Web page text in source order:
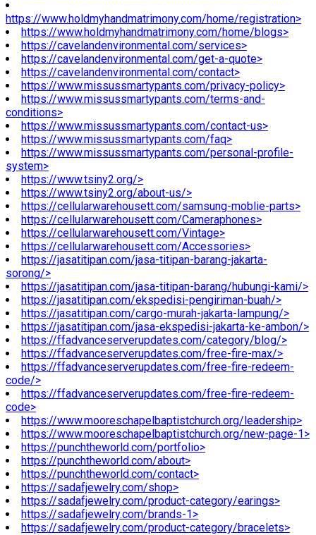
https://www.holdmyhandmatrimony.com/home/registration>
https://www.holdmyhandmatrimony.com/home/blogs>
https://cavelandenvironmental.com/services>
https://cavelandenvironmental.com/get-a-quote>
https://cavelandenvironmental.com/contact>
https://www.missussmartypants.com/privacy-policy>
https://www.missussmartypants.com/terms-and-
conditions>
https://www.missussmartypants.com/contact-us>
https://www.missussmartypants.com/faq>
https://www.missussmartypants.com/personal-profile-
system>
https://www.tsiny2.org/>
https://www.tsiny2.org/about-us/>
https://cellularwarehousett.com/samsung-moblie-parts>
https://cellularwarehousett.com/Cameraphones>
https://cellularwarehousett.com/Vintage>
https://cellularwarehousett.com/Accessories>
https://jasatitipan.com/jasa-titipan-barang-jakarta-
sorong/>
https://jasatitipan.com/jasa-titipan-barang/hubungi-kami/>
https://jasatitipan.com/ekspedisi-pengiriman-buah/>
https://jasatitipan.com/cargo-murah-jakarta-lampung/>
https://jasatitipan.com/jasa-ekspedisi-jakarta-ke-ambon/>
https://ffadvanceserverupdates.com/category/blog/>
https://ffadvanceserverupdates.com/free-fire-max/>
https://ffadvanceserverupdates.com/free-fire-redeem-
code/>
https://ffadvanceserverupdates.com/free-fire-redeem-
code>
https://www.mooreschapelbaptistchurch.org/leadership>
https://www.mooreschapelbaptistchurch.org/new-page-1>
https://punchtheworld.com/portfolio>
https://punchtheworld.com/about>
https://punchtheworld.com/contact>
https://sadafjewelry.com/shop>
https://sadafjewelry.com/product-category/earings>
https://sadafjewelry.com/brands-1>
https://sadafjewelry.com/product-category/bracelets>